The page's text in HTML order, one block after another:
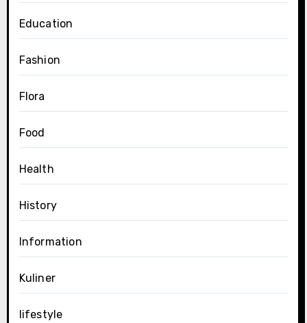
Education
Fashion
Flora
Food
Health
History
Information
Kuliner
lifestyle